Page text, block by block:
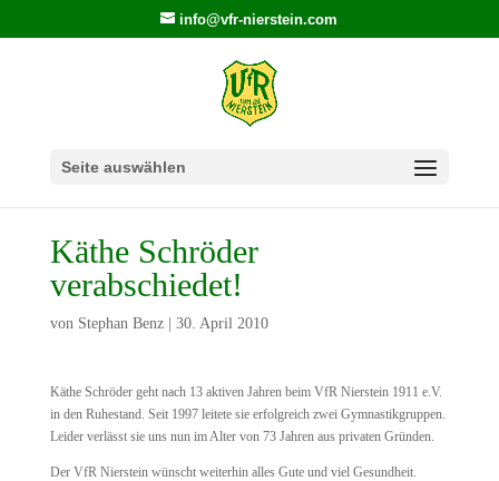
info@vfr-nierstein.com
Seite auswählen
Käthe Schröder
verabschiedet!
von Stephan Benz| 30. April 2010
Käthe Schröder geht nach 13 aktiven Jahren beim VfR Nierstein 1911 e.V.
in den Ruhestand. Seit 1997 leitete sie erfolgreich zwei Gymnastikgruppen.
Leider verlässt sie uns nun im Alter von 73 Jahren aus privaten Gründen.
Der VfR Nierstein wünscht weiterhin alles Gute und viel Gesundheit.